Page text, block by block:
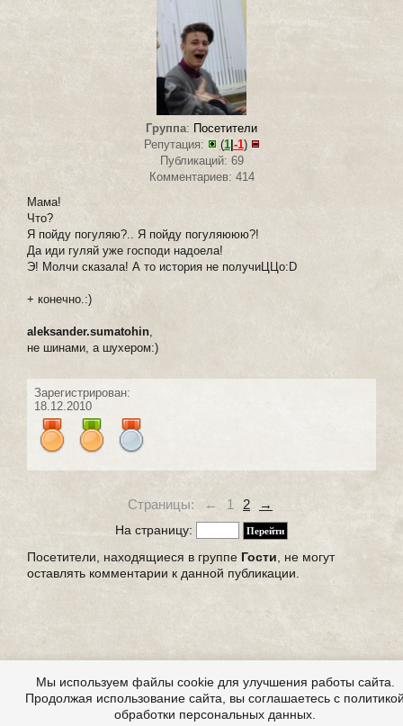
Группа: Посетители
Репутация:
(1| -1)
Публикаций: 69
Комментариев: 414
Мама!
Что?
Я пойду погуляю?.. Я пойду погуляююю?!
Да иди гуляй уже господи надоела!
Э! Молчи сказала! А то история не получиЦЦо:D
+ конечно.:)
aleksander.sumatohin,
не шинами, а шухером:)
Зарегистрирован:
18.12.2010
Страницы: ← 1 2 →
На страницу:
Посетители, находящиеся в группе Гости, не могут
оставлять комментарии к данной публикации.
Мы используем файлы cookie для улучшения работы сайта.
Продолжая использование сайта, вы соглашаетесь с
обработки персональных данных.